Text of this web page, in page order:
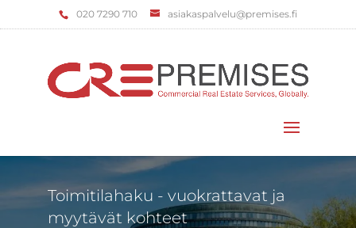
‌020 7290 710 asiakaspalvelu@premises.fi
Toimitilahaku - vuokrattavat ja
myytävät kohteet